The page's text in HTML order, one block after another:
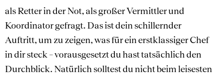
als Retter in der Not, als großer Vermittler und
Koordinator gefragt. Das ist dein schillernder
Auftritt, um zu zeigen, was für ein erstklassiger Chef
in dir steck – vorausgesetzt du hast tatsächlich den
Durchblick. Natürlich solltest du nicht beim leisesten